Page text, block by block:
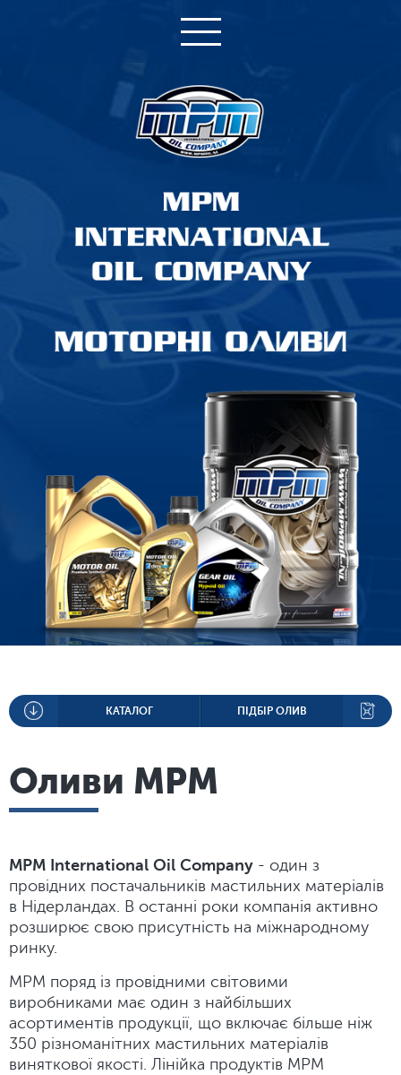
КАТАЛОГ ПІДБІР ОЛИВ
Оливи МРМ
MPM International Oil Company - один з
провідних постачальників мастильних матеріалів
в Нідерландах. В останні роки компанія активно
розширює свою присутність на міжнародному
ринку.
MPM поряд із провідними світовими
виробниками має один з найбільших
асортиментів продукції, що включає більше ніж
350 різноманітних мастильних матеріалів
виняткової якості. Лінійка продуктів MPM